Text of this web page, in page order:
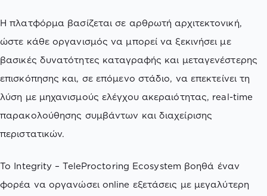
Η πλατφόρμα βασίζεται σε αρθρωτή αρχιτεκτονική,
ώστε κάθε οργανισμός να μπορεί να ξεκινήσει με
βασικές δυνατότητες καταγραφής και μεταγενέστερης
επισκόπησης και, σε επόμενο στάδιο, να επεκτείνει τη
λύση με μηχανισμούς ελέγχου ακεραιότητας, real-time
παρακολούθησης συμβάντων και διαχείρισης
περιστατικών.
Το Integrity – TeleProctoring Ecosystem βοηθά έναν
φορέα να οργανώσει online εξετάσεις με μεγαλύτερη